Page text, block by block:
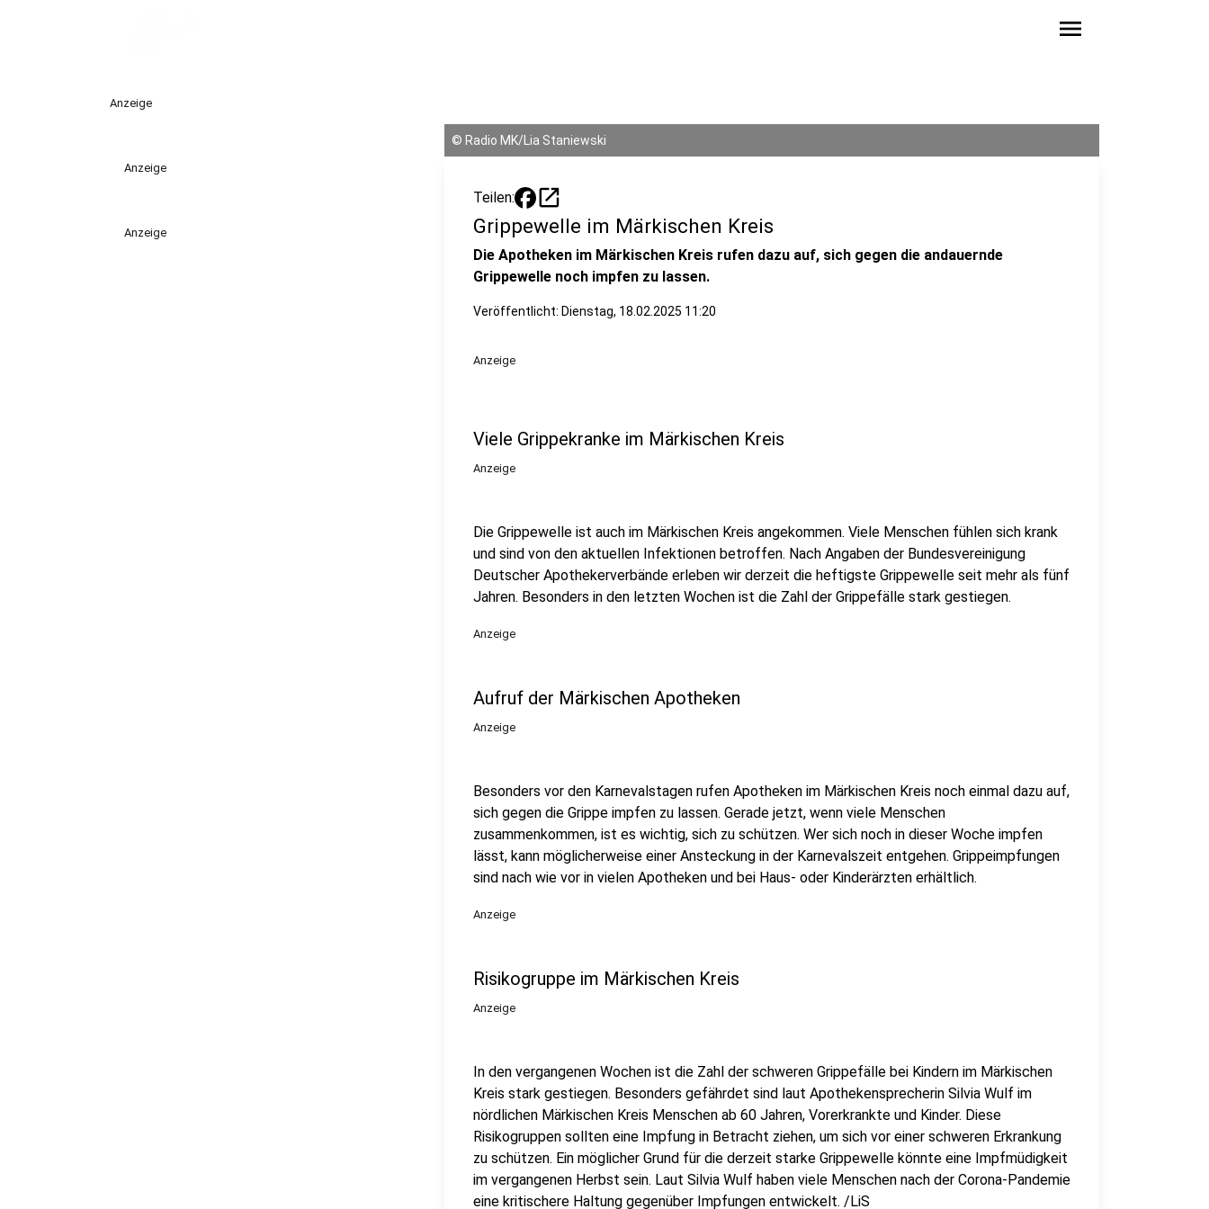
menu
Anzeige
Anzeige
Anzeige
© Radio MK/Lia Staniewski
Teilen: open_in_new
Grippewelle im Märkischen Kreis
Die Apotheken im Märkischen Kreis rufen dazu auf, sich gegen die andauernde
Grippewelle noch impfen zu lassen.
Veröffentlicht: Dienstag, 18.02.2025 11:20
Anzeige
Viele Grippekranke im Märkischen Kreis
Anzeige
Die Grippewelle ist auch im Märkischen Kreis angekommen. Viele Menschen fühlen sich krank
und sind von den aktuellen Infektionen betroffen. Nach Angaben der Bundesvereinigung
Deutscher Apothekerverbände erleben wir derzeit die heftigste Grippewelle seit mehr als fünf
Jahren. Besonders in den letzten Wochen ist die Zahl der Grippefälle stark gestiegen.
Anzeige
Aufruf der Märkischen Apotheken
Anzeige
Besonders vor den Karnevalstagen rufen Apotheken im Märkischen Kreis noch einmal dazu auf,
sich gegen die Grippe impfen zu lassen. Gerade jetzt, wenn viele Menschen
zusammenkommen, ist es wichtig, sich zu schützen. Wer sich noch in dieser Woche impfen
lässt, kann möglicherweise einer Ansteckung in der Karnevalszeit entgehen. Grippeimpfungen
sind nach wie vor in vielen Apotheken und bei Haus- oder Kinderärzten erhältlich.
Anzeige
Risikogruppe im Märkischen Kreis
Anzeige
In den vergangenen Wochen ist die Zahl der schweren Grippefälle bei Kindern im Märkischen
Kreis stark gestiegen. Besonders gefährdet sind laut Apothekensprecherin Silvia Wulf im
nördlichen Märkischen Kreis Menschen ab 60 Jahren, Vorerkrankte und Kinder. Diese
Risikogruppen sollten eine Impfung in Betracht ziehen, um sich vor einer schweren Erkrankung
zu schützen. Ein möglicher Grund für die derzeit starke Grippewelle könnte eine Impfmüdigkeit
im vergangenen Herbst sein. Laut Silvia Wulf haben viele Menschen nach der Corona-Pandemie
eine kritischere Haltung gegenüber Impfungen entwickelt. /LiS